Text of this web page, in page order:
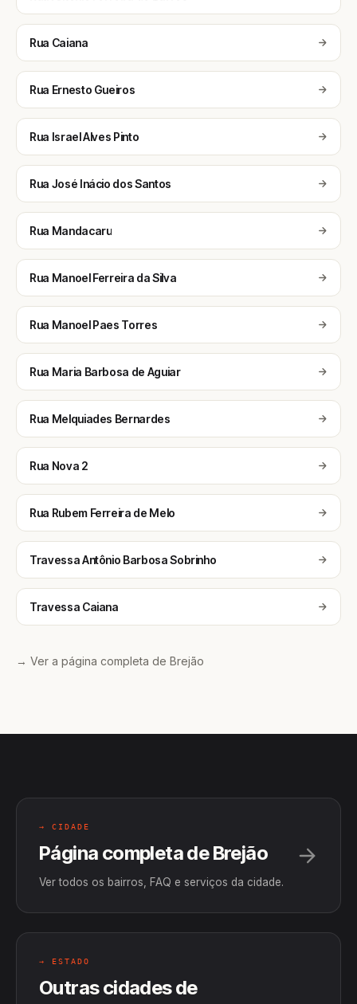
Rua Caiana
Rua Ernesto Gueiros
Rua Israel Alves Pinto
Rua José Inácio dos Santos
Rua Mandacaru
Rua Manoel Ferreira da Silva
Rua Manoel Paes Torres
Rua Maria Barbosa de Aguiar
Rua Melquiades Bernardes
Rua Nova 2
Rua Rubem Ferreira de Melo
Travessa Antônio Barbosa Sobrinho
Travessa Caiana
→ Ver a página completa de Brejão
→ CIDADE
Página completa de Brejão
Ver todos os bairros, FAQ e serviços da cidade.
→ ESTADO
Outras cidades de